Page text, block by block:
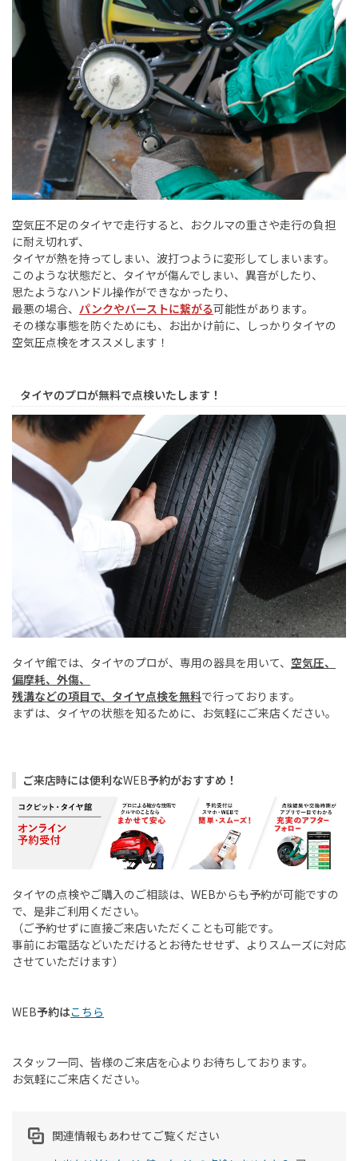
空気圧不足のタイヤで走行すると、おクルマの重さや走行の負担
に耐え切れず、
タイヤが熱を持ってしまい、波打つように変形してしまいます。
このような状態だと、タイヤが傷んでしまい、異音がしたり、
思たようなハンドル操作ができなかったり、
最悪の場合、 パンクやバーストに繋がる可能性があります。
その様な事態を防ぐためにも、お出かけ前に、しっかりタイヤの
空気圧点検をオススメします！
タイヤのプロが無料で点検いたします！
タイヤ館では、タイヤのプロが、専用の器具を用いて、 空気圧、
偏摩耗、外傷、
残溝などの項目で、タイヤ点検を無料で行っております。
まずは、タイヤの状態を知るために、お気軽にご来店ください。
ご来店時には便利なWEB予約がおすすめ！
タイヤの点検やご購入のご相談は、 WEBからも予約が可能ですの
で、是非ご利用ください。
（ご予約せずに直接ご来店いただくことも可能です。
事前にお電話などいただけるとお待たせせず、よりスムーズに対応
させていただけます）
WEB予約はこちら
スタッフ一同、皆様のご来店を心よりお待ちしております。
お気軽にご来店ください。
関連情報もあわせてご覧ください